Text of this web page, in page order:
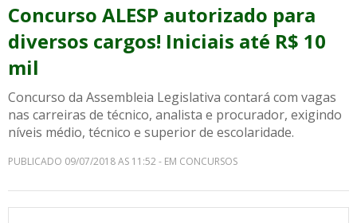
Concurso ALESP autorizado para
diversos cargos! Iniciais até R$ 10
mil
Concurso da Assembleia Legislativa contará com vagas
nas carreiras de técnico, analista e procurador, exigindo
níveis médio, técnico e superior de escolaridade.
PUBLICADO 09/07/2018 AS 11:52 - EM CONCURSOS